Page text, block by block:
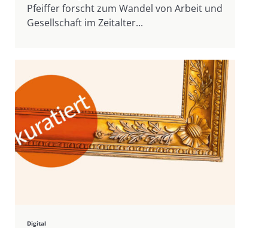
Pfeiffer forscht zum Wandel von Arbeit und
Gesellschaft im Zeitalter...
Digital